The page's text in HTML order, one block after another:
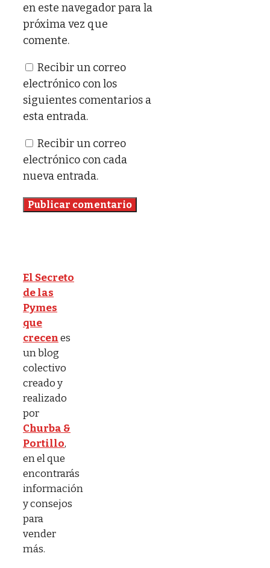
en este navegador para la
próxima vez que
comente.
Recibir un correo
electrónico con los
siguientes comentarios a
esta entrada.
Recibir un correo
electrónico con cada
nueva entrada.
El Secreto
de las
Pymes
que
crecenes
un blog
colectivo
creado y
realizado
por
Churba &
Portillo,
en el que
encontrarás
información
y consejos
para
vender
más.